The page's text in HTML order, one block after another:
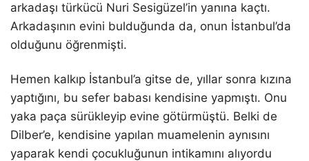
arkadaşı türkücü Nuri Sesigüzel’in yanına kaçtı.
Arkadaşının evini bulduğunda da, onun İstanbul’da
olduğunu öğrenmişti.
Hemen kalkıp İstanbul’a gitse de, yıllar sonra kızına
yaptığını, bu sefer babası kendisine yapmıştı. Onu
yaka paça sürükleyip evine götürmüştü. Belki de
Dilber’e, kendisine yapılan muamelenin aynısını
yaparak kendi çocukluğunun intikamını alıyordu